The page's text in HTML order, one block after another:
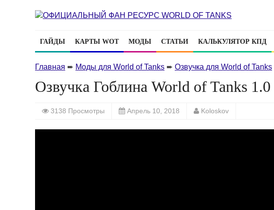
ГАЙДЫ КАРТЫ WOT МОДЫ СТАТЬИ КАЛЬКУЛЯТОР КПД
Главная ➨ Моды для World of Tanks ➨ Озвучка для World of Tanks
Озвучка Гоблина World of Tanks 1.0
3138 Просмотры Апрель 10, 2018 Koloskov